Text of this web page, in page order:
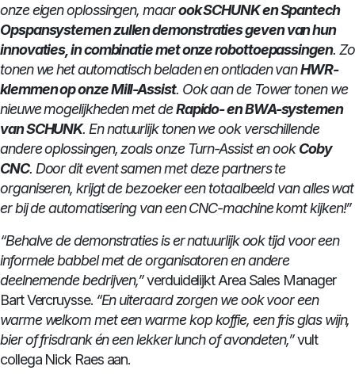
onze eigen oplossingen, maar ook SCHUNK en Spantech
Opspansystemen zullen demonstraties geven van hun
innovaties, in combinatie met onze robottoepassingen. Zo
tonen we het automatisch beladen en ontladen vanHWR-
klemmen op onze Mill-Assist. Ook aan de Tower tonen we
nieuwe mogelijkheden met deRapido- en BWA-systemen
van SCHUNK. En natuurlijk tonen we ook verschillende
andere oplossingen, zoals onze Turn-Assist en ook Coby
CNC. Door dit event samen met deze partners te
organiseren, krijgt de bezoeker een totaalbeeld van alles wat
er bij de automatisering van een CNC-machine komt kijken!”
“Behalve de demonstraties is er natuurlijk ook tijd voor een
informele babbel met de organisatoren en andere
deelnemende bedrijven,”verduidelijkt Area Sales Manager
Bart Vercruysse. “En uiteraard zorgen we ook voor een
warme welkom met een warme kop koffie, een fris glas wijn,
bier of frisdrank én een lekker lunch of avondeten,”vult
collega Nick Raes aan.